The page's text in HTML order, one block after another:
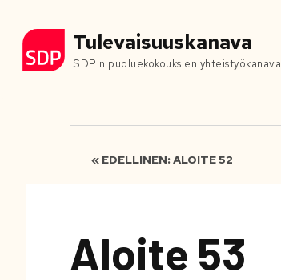
Tulevaisuuskanava
SDP:n puoluekokouksien yhteistyökanava
« EDELLINEN: ALOITE 52
Aloite 53